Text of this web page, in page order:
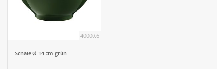
40000.6
Schale Ø 14 cm grün